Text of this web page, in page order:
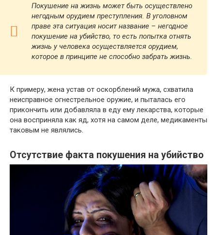
Покушение на жизнь может быть осуществлено
негодным орудием преступления. В уголовном
праве эта ситуация носит название – негодное
покушение на убийство, то есть попытка отнять
жизнь у человека осуществляется орудием,
которое в принципе не способно забрать жизнь.
К примеру, жена устав от оскорблений мужа, схватила
неисправное огнестрельное оружие, и пыталась его
прикончить или добавляла в еду ему лекарства, которые
она восприняла как яд, хотя на самом деле, медикаменты
таковым не являлись.
Отсутствие факта покушения на убийство